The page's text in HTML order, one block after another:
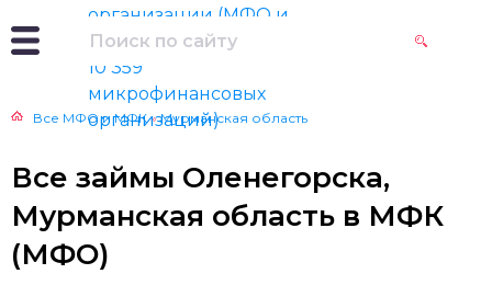
Все МФО и МФК » Мурманская область
Все займы Оленегорска,
Мурманская область в МФК
(МФО)